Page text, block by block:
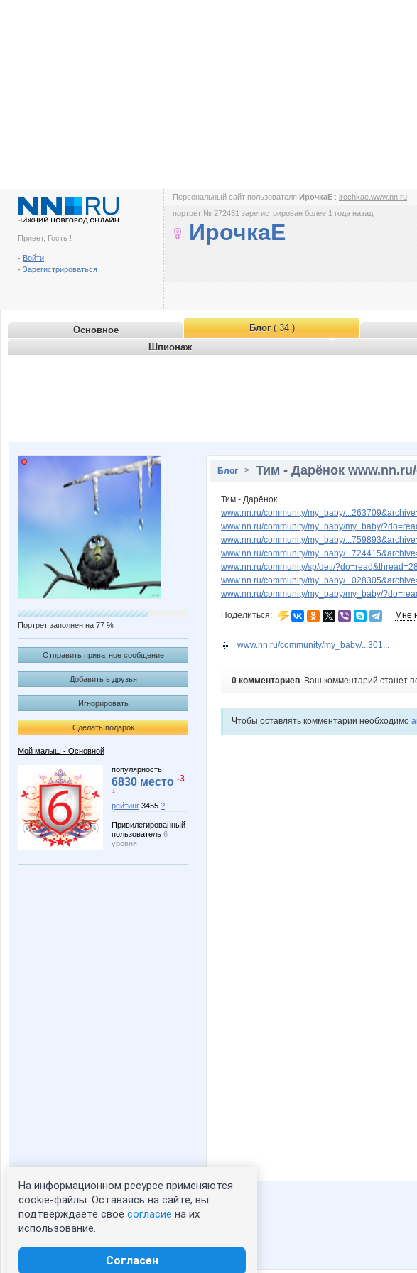
Привет, Гость !
- Войти
- Зарегистрироваться
Персональный сайт пользователя ИрочкаЕ : irochkae.www.nn.ru
портрет № 272431 зарегистрирован более 1 года назад
ИрочкаЕ
Основное Блог( 34 )
Шпионаж
Портрет заполнен на 77 %
Отправить приватное сообщение
Добавить в друзья
Игнорировать
Сделать подарок
Мой малыш - Основной
популярность:
6830 место -3
↓
рейтинг 3455 ?
Привилегированный
пользователь 6
уровня
Статистика портрета:
сейчас просматривают портрет - 0
зарегистрированные пользователи
Блог > Тим - Дарёнок
Тим - Дарёнок
www.nn.ru/community/my_baby/
www.nn.ru/community/my_baby/my_baby/
www.nn.ru/community/my_baby/
www.nn.ru/community/my_baby/
www.nn.ru/community/sp/deti/
www.nn.ru/community/my_baby/
www.nn.ru/community/my_baby/my_baby/
Поделиться: Мне
www.nn.ru/community/my_baby/...301...
0 комментариев. Ваш комментарий станет
Чтобы оставлять комментарии необходимо
На информационном ресурсе применяются
cookie-файлы. Оставаясь на сайте, вы
подтверждаете свое согласие на их
использование.
Согласен